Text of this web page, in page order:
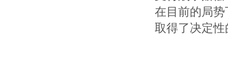
在目前的局
取得了决定